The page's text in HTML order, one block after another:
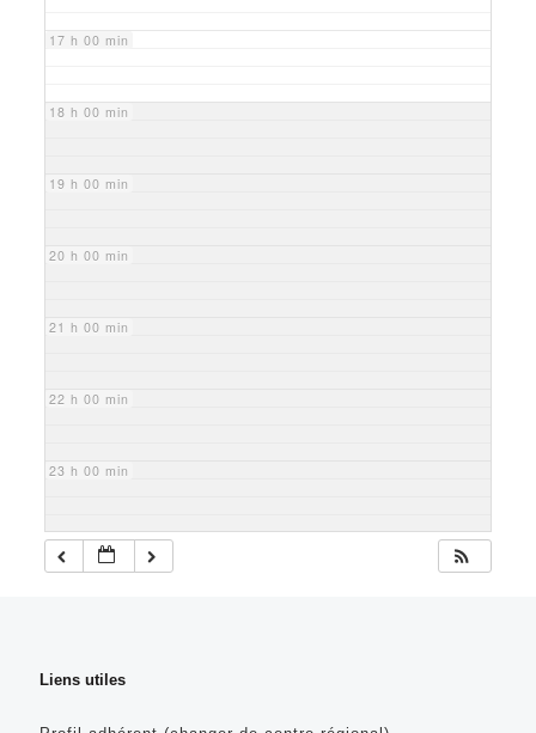
17 h 00 min
18 h 00 min
19 h 00 min
20 h 00 min
21 h 00 min
22 h 00 min
23 h 00 min
Liens utiles